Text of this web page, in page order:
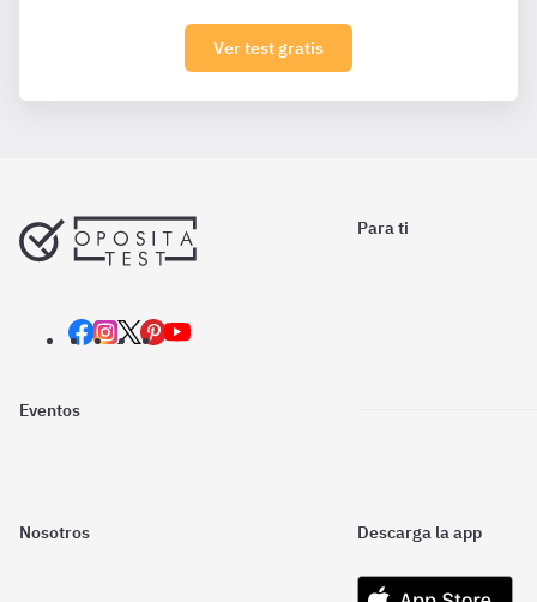
Ver test gratis
Para ti
Eventos
Nosotros Descarga la app